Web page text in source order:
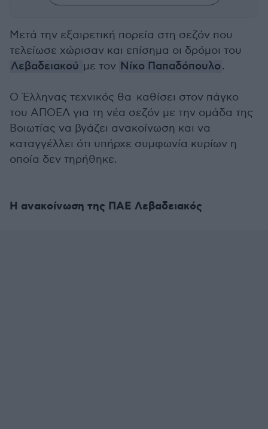
Μετά την εξαιρετική πορεία στη σεζόν που
τελείωσε χώρισαν και επίσημα οι δρόμοι του
Λεβαδειακού με τον Νίκο Παπαδόπουλο.
Ο Έλληνας τεχνικός θα καθίσει στον πάγκο
του ΑΠΟΕΛ για τη νέα σεζόν με την ομάδα της
Βοιωτίας να βγάζει ανακοίνωση και να
καταγγέλλει ότι υπήρχε συμφωνία κυρίων η
οποία δεν τηρήθηκε.
H ανακοίνωση της ΠΑΕ Λεβαδειακός